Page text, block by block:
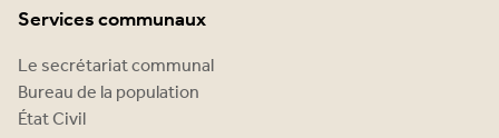
Services communaux
Le secrétariat communal
Bureau de la population
État Civil